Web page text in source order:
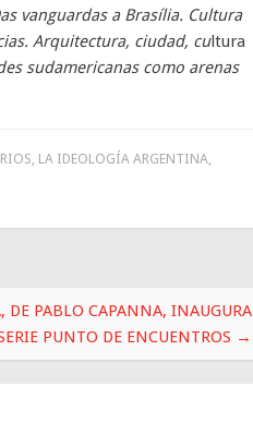
vanguardas a Brasília. Cultura
Arquitectura, ciudad, cultura
sudamericanas como arenas
LA IDEOLOGÍA ARGENTINA
DE PABLO CAPANNA, INAUGURA
PUNTO DE ENCUENTROS →